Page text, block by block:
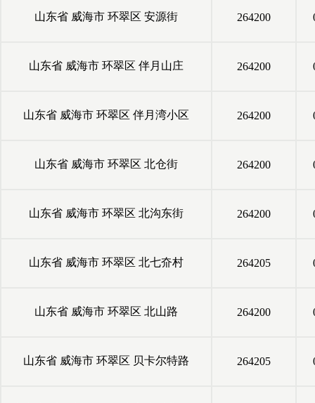
山东省 威海市 环翠区 安源街 264200
山东省 威海市 环翠区 伴月山庄 264200
山东省 威海市 环翠区 伴月湾小区 264200
山东省 威海市 环翠区 北仓街 264200
山东省 威海市 环翠区 北沟东街 264200
山东省 威海市 环翠区 北七夼村 264205
山东省 威海市 环翠区 北山路 264200
山东省 威海市 环翠区 贝卡尔特路 264205